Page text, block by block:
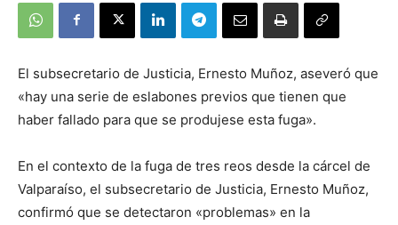
El subsecretario de Justicia, Ernesto Muñoz, aseveró que
«hay una serie de eslabones previos que tienen que
haber fallado para que se produjese esta fuga».
En el contexto de la fuga de tres reos desde la cárcel de
Valparaíso, el subsecretario de Justicia, Ernesto Muñoz,
confirmó que se detectaron «problemas» en la